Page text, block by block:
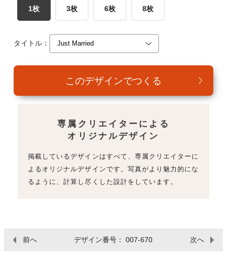
1枚 3枚 6枚 8枚
タイトル：
専属クリエイターによる
オリジナルデザイン
掲載しているデザインはすべて、専属クリエイターに
よるオリジナルデザインです。写真がより魅力的にな
るように、計算し尽くした設計をしています。
前へ デザイン番号： 007-670 次へ